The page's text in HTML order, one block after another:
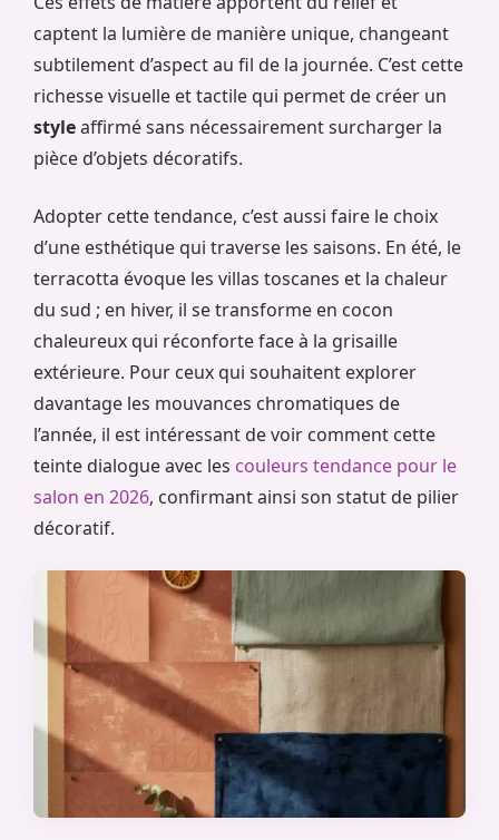
captent la lumière de manière unique, changeant
subtilement d’aspect au fil de la journée. C’est cette
richesse visuelle et tactile qui permet de créer un
styleaffirmé sans nécessairement surcharger la
pièce d’objets décoratifs.
Adopter cette tendance, c’est aussi faire le choix
d’une esthétique qui traverse les saisons. En été, le
terracotta évoque les villas toscanes et la chaleur
du sud ; en hiver, il se transforme en cocon
chaleureux qui réconforte face à la grisaille
extérieure. Pour ceux qui souhaitent explorer
davantage les mouvances chromatiques de
l’année, il est intéressant de voir comment cette
teinte dialogue avec les couleurs tendance pour le
salon en 2026, confirmant ainsi son statut de pilier
décoratif.